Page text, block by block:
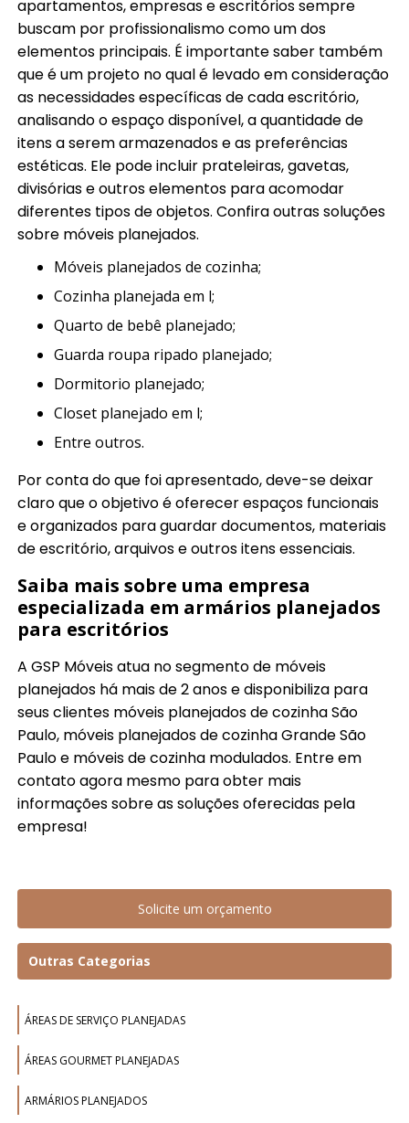
apartamentos, empresas e escritórios sempre
buscam por profissionalismo como um dos
elementos principais. É importante saber também
que é um projeto no qual é levado em consideração
as necessidades específicas de cada escritório,
analisando o espaço disponível, a quantidade de
itens a serem armazenados e as preferências
estéticas. Ele pode incluir prateleiras, gavetas,
divisórias e outros elementos para acomodar
diferentes tipos de objetos. Confira outras soluções
sobre móveis planejados.
móveis planejados de cozinha;
cozinha planejada em l;
quarto de bebê planejado;
guarda roupa ripado planejado;
dormitorio planejado;
closet planejado em l;
entre outros.
Por conta do que foi apresentado, deve-se deixar
claro que o objetivo é oferecer espaços funcionais
e organizados para guardar documentos, materiais
de escritório, arquivos e outros itens essenciais.
Saiba mais sobre uma empresa
especializada em armários planejados
para escritórios
A GSP Móveis atua no segmento de móveis
planejados há mais de 2 anos e disponibiliza para
seus clientes móveis planejados de cozinha São
Paulo, móveis planejados de cozinha Grande São
Paulo e móveis de cozinha modulados. Entre em
contato agora mesmo para obter mais
informações sobre as soluções oferecidas pela
empresa!
Solicite um orçamento
Outras Categorias
ÁREAS DE SERVIÇO PLANEJADAS
ÁREAS GOURMET PLANEJADAS
ARMÁRIOS PLANEJADOS